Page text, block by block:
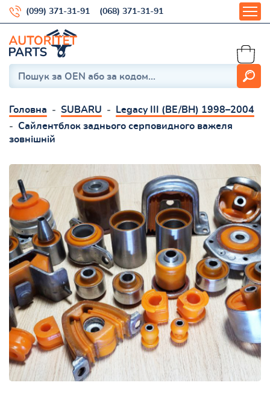
(099) 371-31-91 (068) 371-31-91
Головна SUBARU
Legacy III (BE/BH) 1998–2004
Сайлентблок заднього серповидного важеля
зовнішній